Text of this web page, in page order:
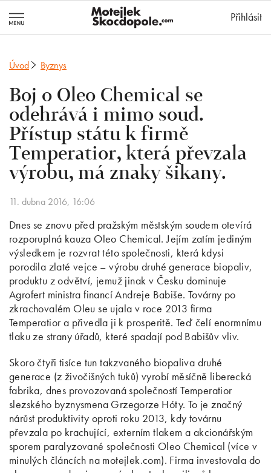
Přihlásit
Úvod Byznys
Boj o Oleo Chemical se
odehrává i mimo soud.
Přístup státu k firmě
Temperatior, která převzala
výrobu, má znaky šikany.
11. dubna 2016, 16:06
Dnes se znovu před pražským městským soudem otevírá
rozporuplná kauza Oleo Chemical. Jejím zatím jediným
výsledkem je rozvrat této společnosti, která kdysi
porodila zlaté vejce – výrobu druhé generace biopaliv,
produktu z odvětví, jemuž jinak v Česku dominuje
Agrofert ministra financí Andreje Babiše. Továrny po
zkrachovalém Oleu se ujala v roce 2013 firma
Temperatior a přivedla ji k prosperitě. Teď čelí enormnímu
tlaku ze strany úřadů, které spadají pod Babišův vliv.
Skoro čtyři tisíce tun takzvaného biopaliva druhé
generace (z živočišných tuků) vyrobí měsíčně liberecká
fabrika, dnes provozovaná společností Temperatior
slezského byznysmena Grzegorze Hóty. To je značný
nárůst produktivity oproti roku 2013, kdy továrnu
převzala po krachující, externím tlakem a akcionářským
sporem paralyzované společnosti Oleo Chemical (více v
minulých článcích na motejlek.com). Firma investovala do